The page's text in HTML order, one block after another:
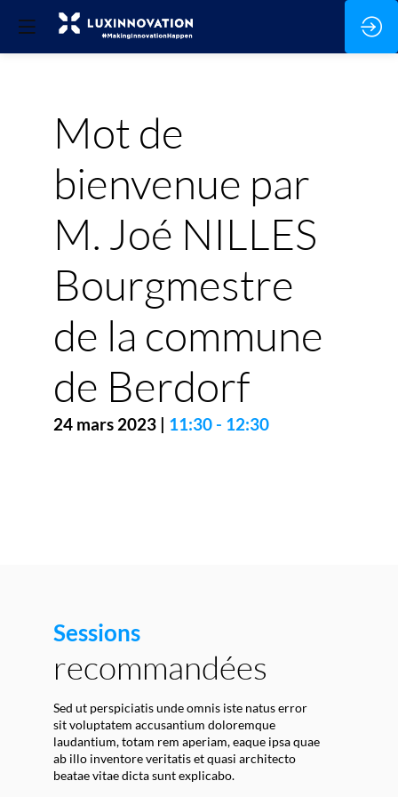
Mot de
bienvenue par
M. Joé NILLES
Bourgmestre
de la commune
de Berdorf
24 mars 2023 11:30 - 12:30
Sessions
recommandées
Sed ut perspiciatis unde omnis iste natus error
sit voluptatem accusantium doloremque
laudantium, totam rem aperiam, eaque ipsa quae
ab illo inventore veritatis et quasi architecto
beatae vitae dicta sunt explicabo.